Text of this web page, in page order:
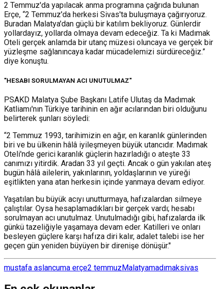
2 Temmuz'da yapılacak anma programına çağrıda bulunan
Erçe, “2 Temmuz'da herkesi Sivas'ta buluşmaya çağırıyoruz.
Buradan Malatya'dan güçlü bir katılım bekliyoruz. Günlerdir
yollardayız, yollarda olmaya devam edeceğiz. Ta ki Madımak
Oteli gerçek anlamda bir utanç müzesi oluncaya ve gerçek bir
yüzleşme sağlanıncaya kadar mücadelemizi sürdüreceğiz.”
diye konuştu.
"HESABI SORULMAYAN ACI UNUTULMAZ"
PSAKD Malatya Şube Başkanı Latife Ulutaş da Madımak
Katliamı'nın Türkiye tarihinin en ağır acılarından biri olduğunu
belirterek şunları söyledi:
“2 Temmuz 1993, tarihimizin en ağır, en karanlık günlerinden
biri ve bu ülkenin hâlâ iyileşmeyen büyük utancıdır. Madımak
Oteli'nde gerici karanlık güçlerin hazırladığı o ateşte 33
canımızı yitirdik. Aradan 33 yıl geçti. Ancak o gün yakılan ateş
bugün hâlâ ailelerin, yakınlarının, yoldaşlarının ve yüreği
eşitlikten yana atan herkesin içinde yanmaya devam ediyor.
Yaşatılan bu büyük acıyı unutturmaya, hafızalardan silmeye
çalıştılar. Oysa hesaplamadıkları bir gerçek vardı; hesabı
sorulmayan acı unutulmaz. Unutulmadığı gibi, hafızalarda ilk
günkü tazeliğiyle yaşamaya devam eder. Katilleri ve onları
besleyen güçlere karşı hafıza diri kalır, adalet talebi ise her
geçen gün yeniden büyüyen bir direnişe dönüşür."
mustafa aslancuma erçe2 temmuzMalatyamadımaksivas